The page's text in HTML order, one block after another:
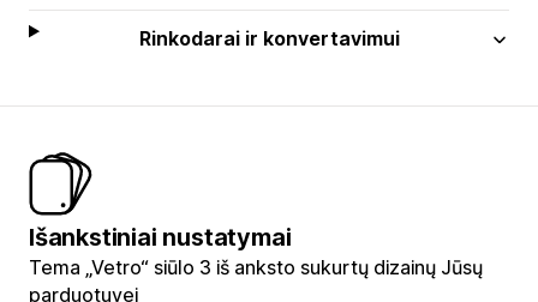
Rinkodarai ir konvertavimui
Išankstiniai nustatymai
Tema „Vetro“ siūlo 3 iš anksto sukurtų dizainų Jūsų
parduotuvei